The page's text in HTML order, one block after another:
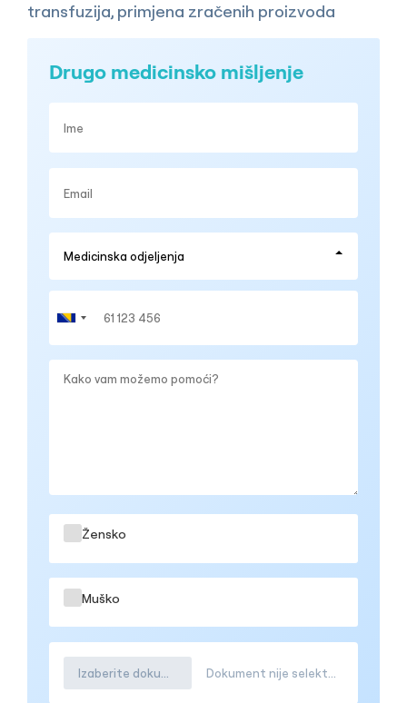
transfuzija, primjena zračenih proizvoda
Drugo medicinsko mišljenje
Žensko
Muško